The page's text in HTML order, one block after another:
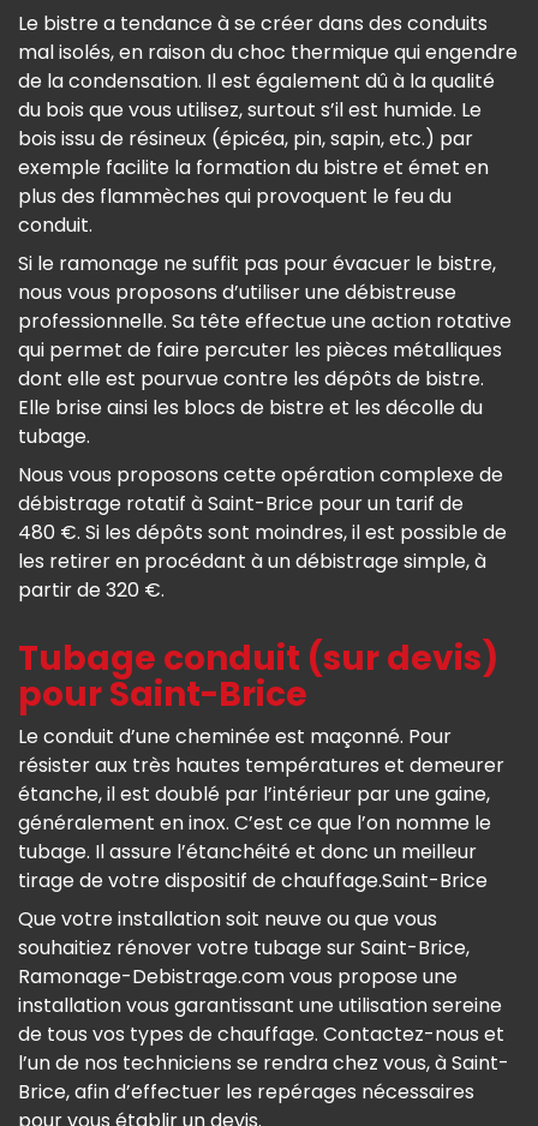
Le bistre a tendance à se créer dans des conduits
mal isolés, en raison du choc thermique qui engendre
de la condensation. Il est également dû à la qualité
du bois que vous utilisez, surtout s’il est humide. Le
bois issu de résineux (épicéa, pin, sapin, etc.) par
exemple facilite la formation du bistre et émet en
plus des flammèches qui provoquent le feu du
conduit.
Si le ramonage ne suffit pas pour évacuer le bistre,
nous vous proposons d’utiliser une débistreuse
professionnelle. Sa tête effectue une action rotative
qui permet de faire percuter les pièces métalliques
dont elle est pourvue contre les dépôts de bistre.
Elle brise ainsi les blocs de bistre et les décolle du
tubage.
Nous vous proposons cette opération complexe de
débistrage rotatif à Saint-Brice pour un tarif de
480 €. Si les dépôts sont moindres, il est possible de
les retirer en procédant à un débistrage simple, à
partir de 320 €.
Tubage conduit (sur devis)
pour Saint-Brice
Le conduit d’une cheminée est maçonné. Pour
résister aux très hautes températures et demeurer
étanche, il est doublé par l’intérieur par une gaine,
généralement en inox. C’est ce que l’on nomme le
tubage. Il assure l’étanchéité et donc un meilleur
tirage de votre dispositif de chauffage.Saint-Brice
Que votre installation soit neuve ou que vous
souhaitiez rénover votre tubage sur Saint-Brice,
Ramonage-Debistrage.com vous propose une
installation vous garantissant une utilisation sereine
de tous vos types de chauffage. Contactez-nous et
l’un de nos techniciens se rendra chez vous, à Saint-
Brice, afin d’effectuer les repérages nécessaires